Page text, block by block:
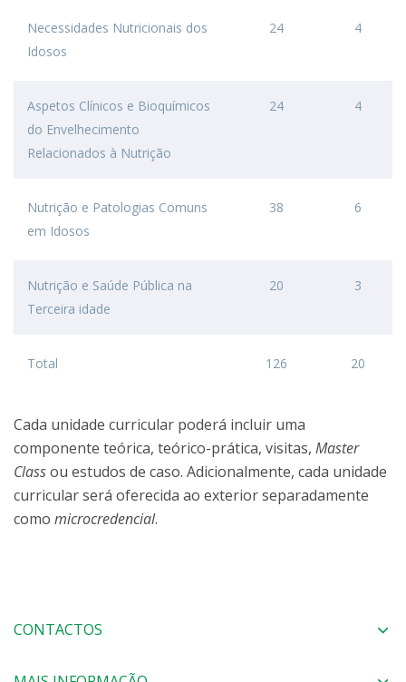
Necessidades Nutricionais dos
Idosos
24 4
Aspetos Clínicos e Bioquímicos
do Envelhecimento
Relacionados à Nutrição
24 4
Nutrição e Patologias Comuns
em Idosos
38 6
Nutrição e Saúde Pública na
Terceira idade
20 3
Total 126 20
Cada unidade curricular poderá incluir uma
componente teórica, teórico-prática, visitas, Master
Classou estudos de caso. Adicionalmente, cada unidade
curricular será oferecida ao exterior separadamente
como microcredencial.
CONTACTOS